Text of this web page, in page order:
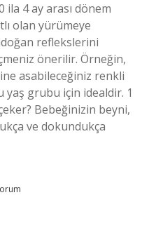
ila 4 ay arası dönem
olan yürümeye
reflekslerini
önerilir. Örneğin,
asabileceğiniz renkli
grubu için idealdir. 1
Bebeğinizin beyni,
ve dokundukça